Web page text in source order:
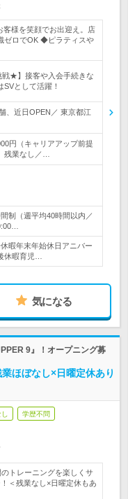
客様を笑顔でお出迎え。店
ゼロでOK ◆ピラティスや
★】接客や入会手続きな
として活躍！
、近日OPEN／ 東京都江
円（キャリアアップ前提
残業なし／…
制（週平均40時間以内／
暇年末年始休日アニバー
休暇育児…
気になる
9』！オープニング募
ほぼなし×日曜定休あり
学歴不問
トレーニングを楽しくサ
＜残業なし×日曜定休もあ